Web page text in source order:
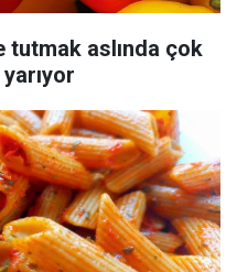
tutmak aslında çok